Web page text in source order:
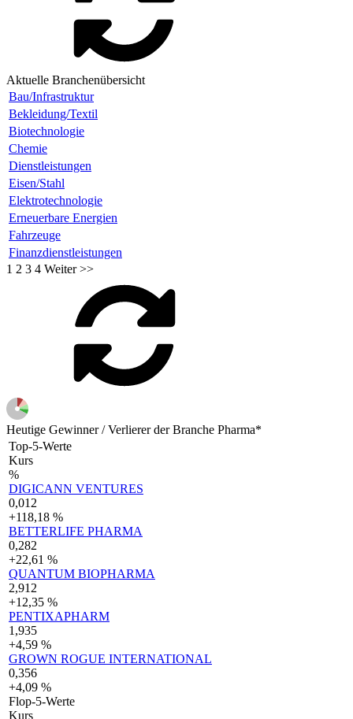
Aktuelle Branchenübersicht
Bau/Infrastruktur
Bekleidung/Textil
Biotechnologie
Chemie
Dienstleistungen
Eisen/Stahl
Elektrotechnologie
Erneuerbare Energien
Fahrzeuge
Finanzdienstleistungen
1 2 3 4 Weiter >>
Heutige Gewinner / Verlierer der Branche Pharma*
Top-5-Werte
Kurs
%
DIGICANN VENTURES
0,012
+118,18 %
BETTERLIFE PHARMA
0,282
+22,61 %
QUANTUM BIOPHARMA
2,912
+12,35 %
PENTIXAPHARM
1,935
+4,59 %
GROWN ROGUE INTERNATIONAL
0,356
+4,09 %
Flop-5-Werte
Kurs